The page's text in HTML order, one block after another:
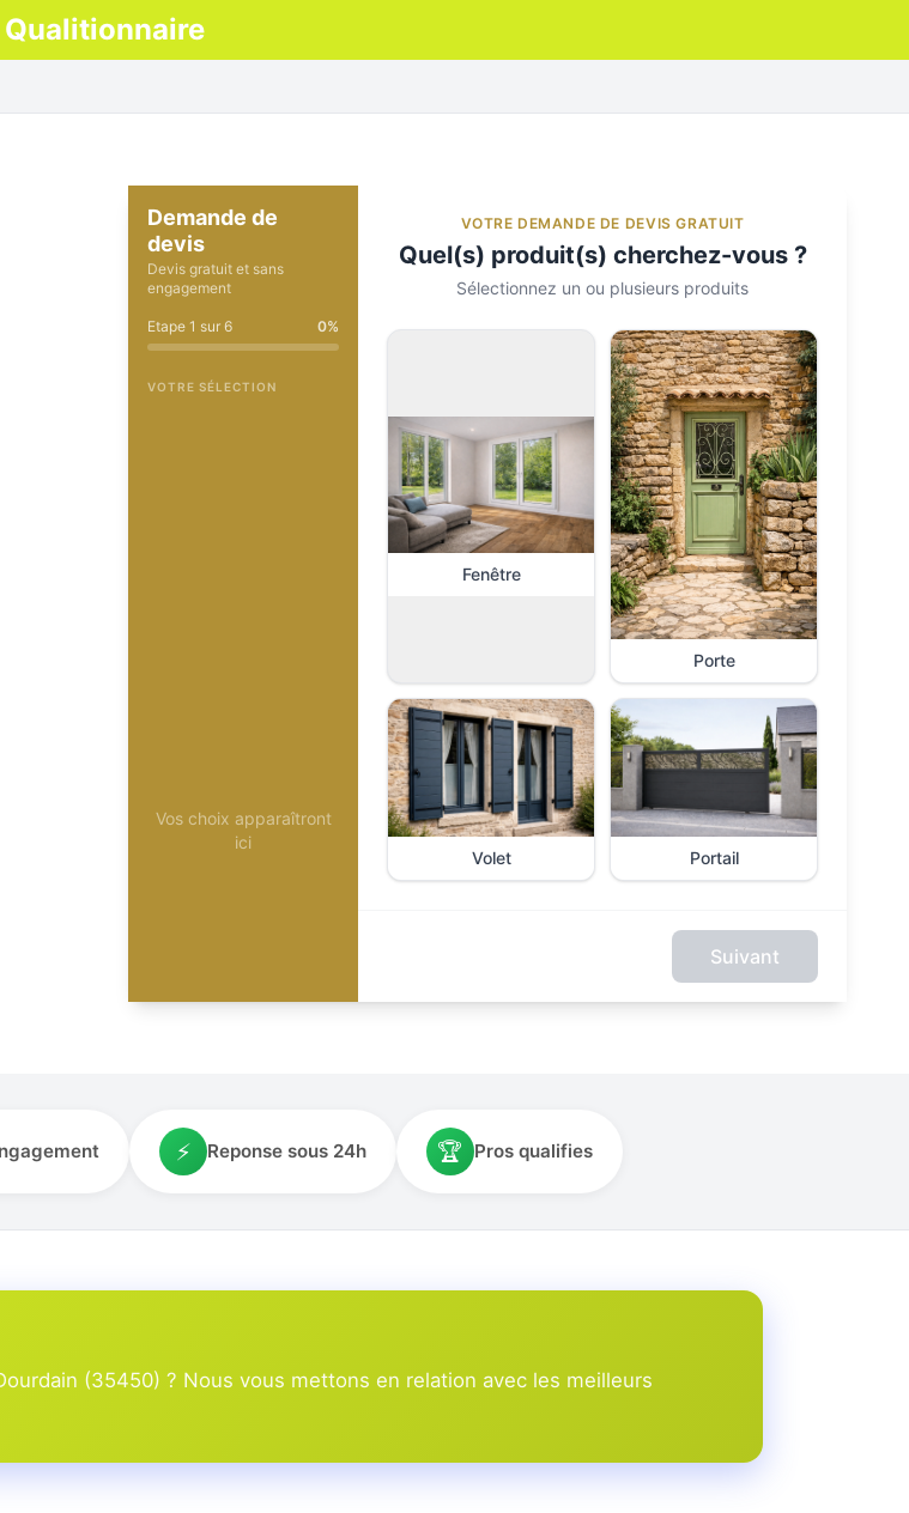
Qualitionnaire
Demande de
devis
Devis gratuit et sans
engagement
Etape 1 sur 6 0%
VOTRE SÉLECTION
Vos choix apparaîtront
ici
VOTRE DEMANDE DE DEVIS GRATUIT
Quel(s) produit(s) cherchez-vous ?
Sélectionnez un ou plusieurs produits
Fenêtre
Porte
Volet Portail
Suivant
⚡ Reponse sous 24h 🏆 Pros qualifies
(35450) ? Nous vous mettons en relation avec les meilleurs